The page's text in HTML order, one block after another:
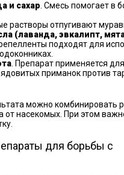
и сахар . Смесь помогает в
растворы отпугивают
(лаванда, эвкалипт,
подходят для
. Препарат применяется для
приманок против
можно комбинировать
от насекомых. При этом
для борьбы с